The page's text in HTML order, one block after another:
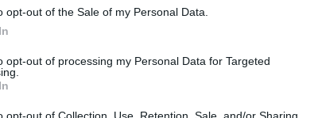
opt-out of the Sale of my Personal Data.
opt-out of processing my Personal Data for Targeted
opt-out of Collection, Use, Retention, Sale, and/or Sharing
mūsų pagerbimo ženklas“